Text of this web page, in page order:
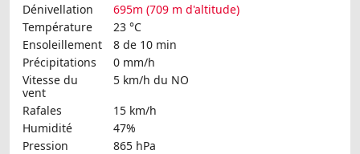
Dénivellation
695m (709 m d'altitude)
Température
23 °C
Ensoleillement
8 de 10 min
Précipitations
0 mm/h
Vitesse du
vent
5 km/h du NO
Rafales
15 km/h
Humidité
47%
Pression
865 hPa